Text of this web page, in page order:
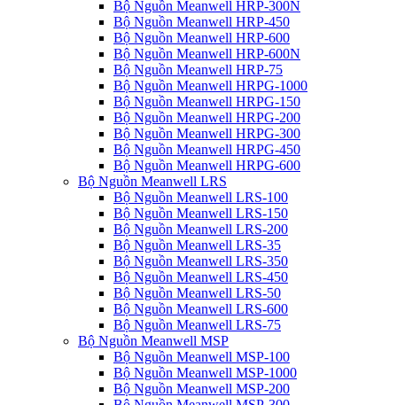
Bộ Nguồn Meanwell HRP-300N
Bộ Nguồn Meanwell HRP-450
Bộ Nguồn Meanwell HRP-600
Bộ Nguồn Meanwell HRP-600N
Bộ Nguồn Meanwell HRP-75
Bộ Nguồn Meanwell HRPG-1000
Bộ Nguồn Meanwell HRPG-150
Bộ Nguồn Meanwell HRPG-200
Bộ Nguồn Meanwell HRPG-300
Bộ Nguồn Meanwell HRPG-450
Bộ Nguồn Meanwell HRPG-600
Bộ Nguồn Meanwell LRS
Bộ Nguồn Meanwell LRS-100
Bộ Nguồn Meanwell LRS-150
Bộ Nguồn Meanwell LRS-200
Bộ Nguồn Meanwell LRS-35
Bộ Nguồn Meanwell LRS-350
Bộ Nguồn Meanwell LRS-450
Bộ Nguồn Meanwell LRS-50
Bộ Nguồn Meanwell LRS-600
Bộ Nguồn Meanwell LRS-75
Bộ Nguồn Meanwell MSP
Bộ Nguồn Meanwell MSP-100
Bộ Nguồn Meanwell MSP-1000
Bộ Nguồn Meanwell MSP-200